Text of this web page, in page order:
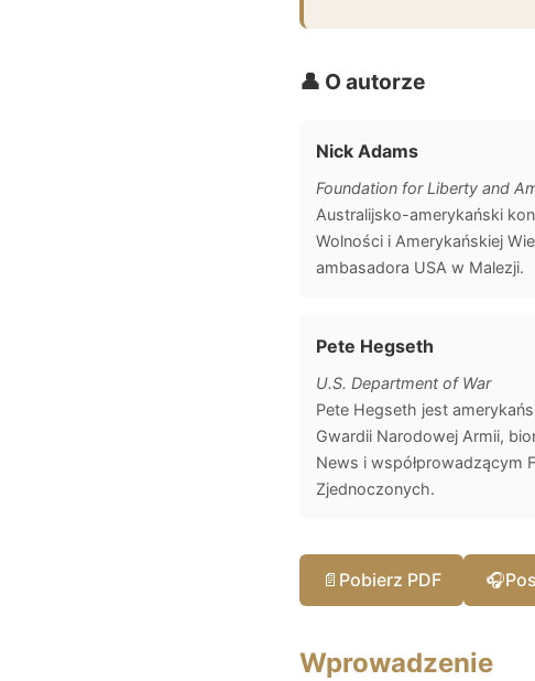
👤 O autorze
Nick Adams
Foundation for Liberty and
Australijsko-amerykański
Wolności i Amerykańskiej
ambasadora USA w Malezji.
Pete Hegseth
U.S. Department of War
Pete Hegseth jest
Gwardii Narodowej Armii,
News i współprowadzącym
Zjednoczonych.
📄 Pobierz PDF 🎧
Wprowadzenie